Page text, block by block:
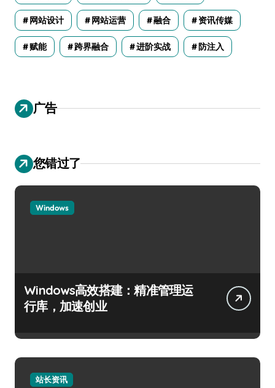
网站设计 网站运营 融合 资讯传媒
赋能 跨界融合 进阶实战 防注入
广告
您错过了
Windows
Windows高效搭建：精准管理运
行库，加速创业
站长资讯